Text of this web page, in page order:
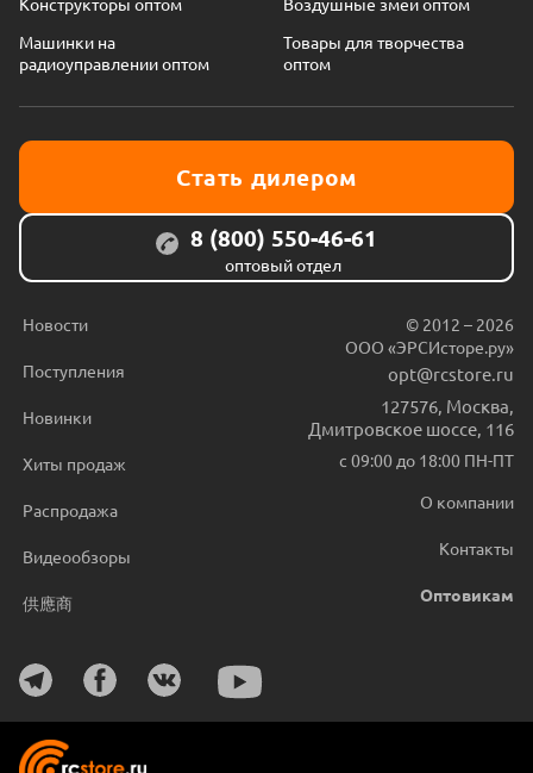
Машинки на
радиоуправлении оптом
Товары для творчества
оптом
Стать дилером
8 (800) 550-46-61
оптовый отдел
Новости
Поступления
Новинки
Хиты продаж
Распродажа
Видеообзоры
供應商
© 2012 – 2026
ООО «ЭРСИсторе.ру»
opt@rcstore.ru
127576, Москва,
Дмитровское шоссе, 116
с 09:00 до 18:00 ПН-ПТ
О компании
Контакты
Оптовикам